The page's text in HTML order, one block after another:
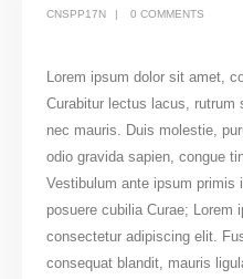
CNSPP17N 0 COMMENTS
Lorem ipsum dolor sit amet,
Curabitur lectus lacus, rutrum
nec mauris. Duis molestie,
odio gravida sapien, congue
Vestibulum ante ipsum
posuere cubilia Curae; Lorem
consectetur adipiscing elit.
consequat blandit, mauris